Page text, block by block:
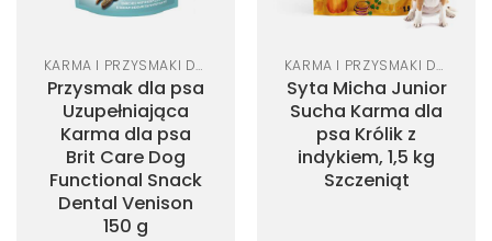
KARMA I PRZYSMAKI DLA PSA
Przysmak dla psa
Uzupełniająca
Karma dla psa
Brit Care Dog
Functional Snack
Dental Venison
150 g
KARMA I PRZYSMAKI DLA PSA
Syta Micha Junior
Sucha Karma dla
psa Królik z
indykiem, 1,5 kg
Szczeniąt